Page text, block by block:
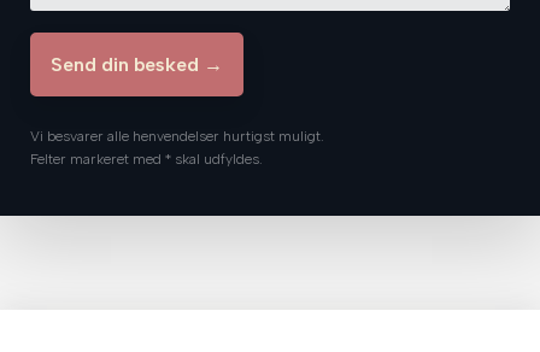
Vi besvarer alle henvendelser hurtigst muligt.
Felter markeret med * skal udfyldes.​